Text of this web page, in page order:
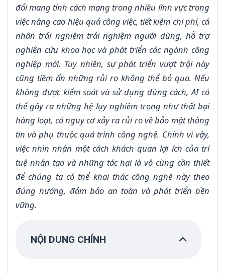
đổi mang tính cách mạng trong nhiều lĩnh vực trong
việc nâng cao hiệu quả công việc, tiết kiệm chi phí, cá
nhân trải nghiệm trải nghiệm người dùng, hỗ trợ
nghiên cứu khoa học và phát triển các ngành công
nghiệp mới. Tuy nhiên, sự phát triển vượt trội này
cũng tiềm ẩn những rủi ro không thể bỏ qua. Nếu
không được kiểm soát và sử dụng đúng cách, AI có
thể gây ra những hệ lụy nghiêm trọng như thất bại
hàng loạt, có nguy cơ xảy ra rủi ro về bảo mật thông
tin và phụ thuộc quá trình công nghệ. Chính vì vậy,
việc nhìn nhận một cách khách quan lợi ích của trí
tuệ nhân tạo và những tác hại là vô cùng cần thiết
để chúng ta có thể khai thác công nghệ này theo
đúng hướng, đảm bảo an toàn và phát triển bền
vững.
NỘI DUNG CHÍNH